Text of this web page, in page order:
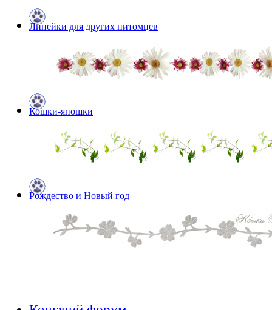
Линейки для других питомцев
Кошки-япошки
Рождество и Новый год